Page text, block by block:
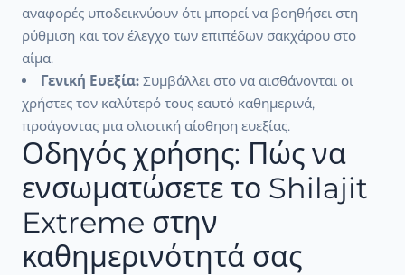
αναφορές υποδεικνύουν ότι μπορεί να βοηθήσει στη
ρύθμιση και τον έλεγχο των επιπέδων σακχάρου στο
αίμα.
Γενική Ευεξία: Συμβάλλει στο να αισθάνονται οι
χρήστες τον καλύτερό τους εαυτό καθημερινά,
προάγοντας μια ολιστική αίσθηση ευεξίας.
Οδηγός χρήσης: Πώς να
ενσωματώσετε το Shilajit
Extreme στην
καθημερινότητά σας